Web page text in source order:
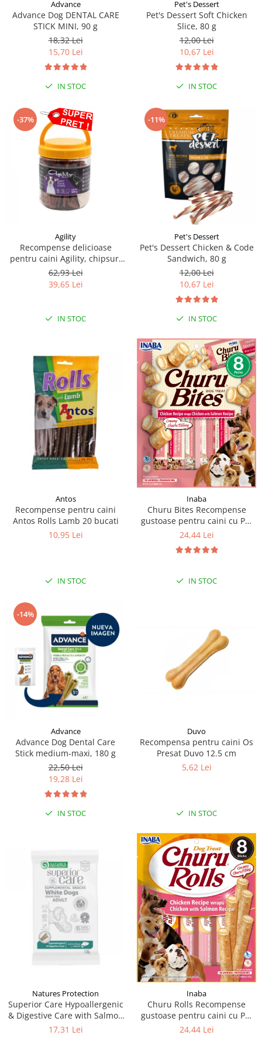
Sampoane si Balsamuri
Servetele Umede
Covorase absorbante
Curatare Ochi
Igiena Catel
Solutii Atractante si repelente
Custi transport - Pisici
Jucarii Pisici
Lese, Hamuri si Zgarzi
Paturi, perne si cosuri pentru pisici
Recompense Delicioase
Advance
Advance Dog DENTAL CARE
STICK MINI, 90 g
18,32 Lei
15,70 Lei
IN STOC
Pet's Dessert
Pet's Dessert Soft Chicken
Slice, 80 g
12,00 Lei
10,67 Lei
IN STOC
-37%
Agility
Recompense delicioase
pentru caini Agility, chipsuri
moi de rata, 500g
62,93 Lei
39,65 Lei
IN STOC
-11%
Pet's Dessert
Pet's Dessert Chicken & Code
Sandwich, 80 g
12,00 Lei
10,67 Lei
IN STOC
Antos
Recompense pentru caini
Antos Rolls Lamb 20 bucati
10,95 Lei
IN STOC
Inaba
Churu Bites Recompense
gustoase pentru caini cu Pui
si somon 8 x 12 g
24,44 Lei
IN STOC
-14%
Advance
Advance Dog Dental Care
Stick medium-maxi, 180 g
22,50 Lei
19,28 Lei
IN STOC
Duvo
Recompensa pentru caini Os
Presat Duvo 12.5 cm
5,62 Lei
IN STOC
Natures Protection
Superior Care Hypoallergenic
& Digestive Care with Salmon
(110g)
17,31 Lei
Inaba
Churu Rolls Recompense
gustoase pentru caini cu Pui
si somon 8 x 12 g
24,44 Lei